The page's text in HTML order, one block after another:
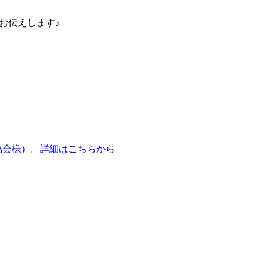
伝えします♪
様）。詳細はこちらから